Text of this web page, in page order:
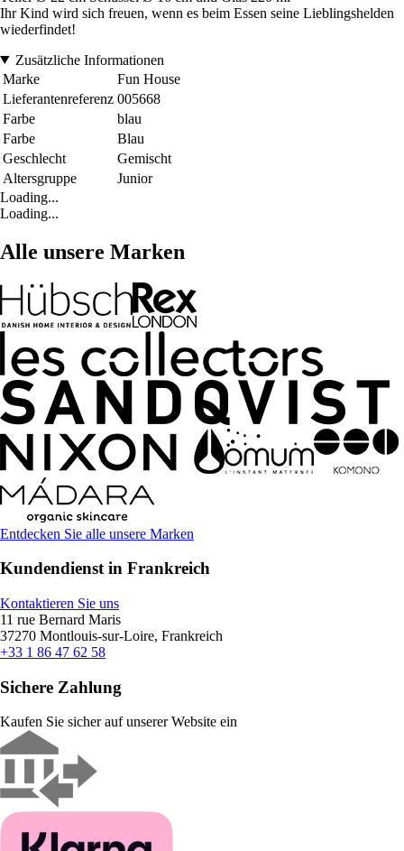
Ihr Kind wird sich freuen, wenn es beim Essen seine Lieblingshelden
wiederfindet!
Zusätzliche Informationen
Marke
Fun House
Lieferantenreferenz 005668
Farbe
blau
Farbe
Blau
Geschlecht
Gemischt
Altersgruppe
Junior
Loading...
Loading...
Alle unsere Marken
Entdecken Sie alle unsere Marken
Kundendienst in Frankreich
Kontaktieren Sie uns
11 rue Bernard Maris
37270 Montlouis-sur-Loire, Frankreich
+33 1 86 47 62 58
Sichere Zahlung
Kaufen Sie sicher auf unserer Website ein